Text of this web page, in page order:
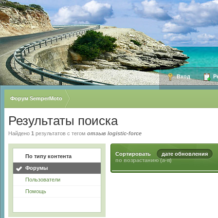
Вход
Форум SemperMoto
Результаты поиска
Найдено 1 результатов с тегом отзыв logistic-force
По типу контента
Форумы
Пользователи
Помощь
Сортировать
дате обновления
по возрастанию (а-я)